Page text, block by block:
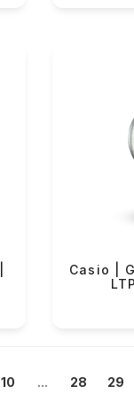
Casio |
10 ... 28 29